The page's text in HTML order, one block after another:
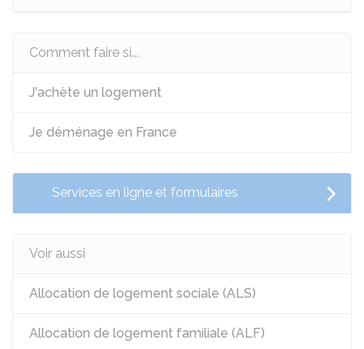
Comment faire si...
J'achète un logement
Je déménage en France
Services en ligne et formulaires
Voir aussi
Allocation de logement sociale (ALS)
Allocation de logement familiale (ALF)